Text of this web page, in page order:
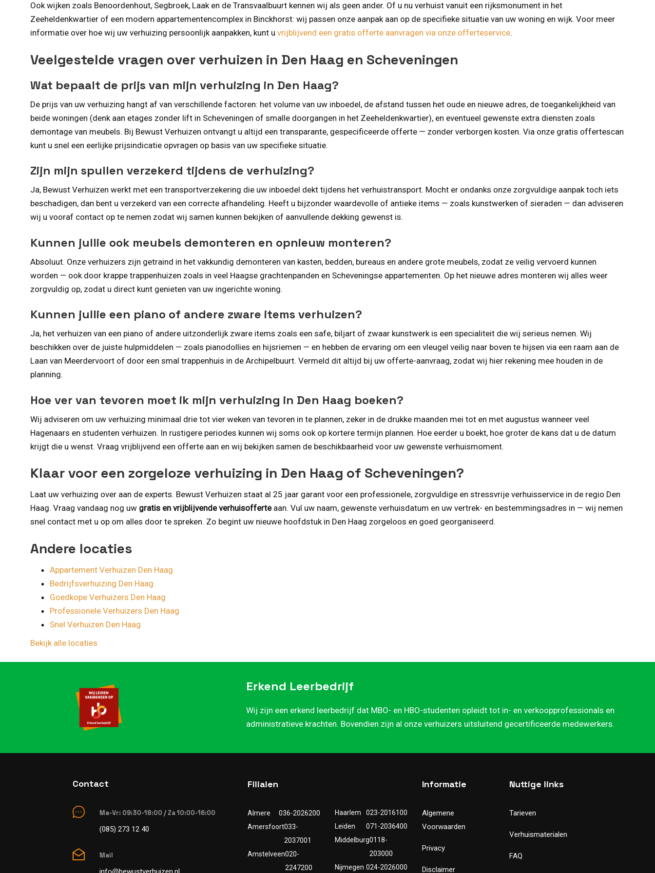
Ook wijken zoals Benoordenhout, Segbroek, Laak en de Transvaalbuurt kennen wij als geen ander. Of u nu verhuist vanuit een rijksmonument in het
Zeeheldenkwartier of een modern appartementencomplex in Binckhorst: wij passen onze aanpak aan op de specifieke situatie van uw woning en wijk. Voor meer
informatie over hoe wij uw verhuizing persoonlijk aanpakken, kunt u vrijblijvend een gratis offerte aanvragen via onze offerteservice.
Veelgestelde vragen over verhuizen in Den Haag en Scheveningen
Wat bepaalt de prijs van mijn verhuizing in Den Haag?
De prijs van uw verhuizing hangt af van verschillende factoren: het volume van uw inboedel, de afstand tussen het oude en nieuwe adres, de toegankelijkheid van
beide woningen (denk aan etages zonder lift in Scheveningen of smalle doorgangen in het Zeeheldenkwartier), en eventueel gewenste extra diensten zoals
demontage van meubels. Bij Bewust Verhuizen ontvangt u altijd een transparante, gespecificeerde offerte — zonder verborgen kosten. Via onze gratis offertescan
kunt u snel een eerlijke prijsindicatie opvragen op basis van uw specifieke situatie.
Zijn mijn spullen verzekerd tijdens de verhuizing?
Ja, Bewust Verhuizen werkt met een transportverzekering die uw inboedel dekt tijdens het verhuistransport. Mocht er ondanks onze zorgvuldige aanpak toch iets
beschadigen, dan bent u verzekerd van een correcte afhandeling. Heeft u bijzonder waardevolle of antieke items — zoals kunstwerken of sieraden — dan adviseren
wij u vooraf contact op te nemen zodat wij samen kunnen bekijken of aanvullende dekking gewenst is.
Kunnen jullie ook meubels demonteren en opnieuw monteren?
Absoluut. Onze verhuizers zijn getraind in het vakkundig demonteren van kasten, bedden, bureaus en andere grote meubels, zodat ze veilig vervoerd kunnen
worden — ook door krappe trappenhuizen zoals in veel Haagse grachtenpanden en Scheveningse appartementen. Op het nieuwe adres monteren wij alles weer
zorgvuldig op, zodat u direct kunt genieten van uw ingerichte woning.
Kunnen jullie een piano of andere zware items verhuizen?
Ja, het verhuizen van een piano of andere uitzonderlijk zware items zoals een safe, biljart of zwaar kunstwerk is een specialiteit die wij serieus nemen. Wij
beschikken over de juiste hulpmiddelen — zoals pianodollies en hijsriemen — en hebben de ervaring om een vleugel veilig naar boven te hijsen via een raam aan de
Laan van Meerdervoort of door een smal trappenhuis in de Archipelbuurt. Vermeld dit altijd bij uw offerte-aanvraag, zodat wij hier rekening mee houden in de
planning.
Hoe ver van tevoren moet ik mijn verhuizing in Den Haag boeken?
Wij adviseren om uw verhuizing minimaal drie tot vier weken van tevoren in te plannen, zeker in de drukke maanden mei tot en met augustus wanneer veel
Hagenaars en studenten verhuizen. In rustigere periodes kunnen wij soms ook op kortere termijn plannen. Hoe eerder u boekt, hoe groter de kans dat u de datum
krijgt die u wenst. Vraag vrijblijvend een offerte aan en wij bekijken samen de beschikbaarheid voor uw gewenste verhuismoment.
Klaar voor een zorgeloze verhuizing in Den Haag of Scheveningen?
Laat uw verhuizing over aan de experts. Bewust Verhuizen staat al 25 jaar garant voor een professionele, zorgvuldige en stressvrije verhuisservice in de regio Den
Haag. Vraag vandaag nog uw gratis en vrijblijvende verhuisofferteaan. Vul uw naam, gewenste verhuisdatum en uw vertrek- en bestemmingsadres in — wij nemen
snel contact met u op om alles door te spreken. Zo begint uw nieuwe hoofdstuk in Den Haag zorgeloos en goed georganiseerd.
Andere locaties
Appartement Verhuizen Den Haag
Bedrijfsverhuizing Den Haag
Goedkope Verhuizers Den Haag
Professionele Verhuizers Den Haag
Snel Verhuizen Den Haag
Bekijk alle locaties
Erkend Leerbedrijf
Wij zijn een erkend leerbedrijf dat MBO- en HBO-studenten opleidt tot in- en verkoopprofessionals en
administratieve krachten. Bovendien zijn al onze verhuizers uitsluitend gecertificeerde medewerkers.
Contact
Ma-Vr: 09:30-18:00 / Za 10:00-16:00
(085) 273 12 40
Mail
Filialen
Almere
036-2026200
Amersfoort033-
2037001
Amstelveen020-
2247200
Haarlem
023-2016100
Leiden
071-2036400
Middelburg0118-
203000
Nijmegen 024-2026000
Informatie
Algemene
Voorwaarden
Privacy
Disclaimer
Nuttige links
Tarieven
Verhuismaterialen
FAQ